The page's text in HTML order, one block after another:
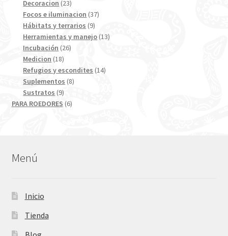
Decoracion 2323
productos
Focos e iluminacion 3737
Hábitats y terrarios 99
productos
Herramientas y manejo 1313
Incubación 2626
Medicion 1818
productos
Refugios y escondites 1414
Suplementos 88
Sustratos 99
productos
PARA ROEDORES 66
Menú
Inicio
Tienda